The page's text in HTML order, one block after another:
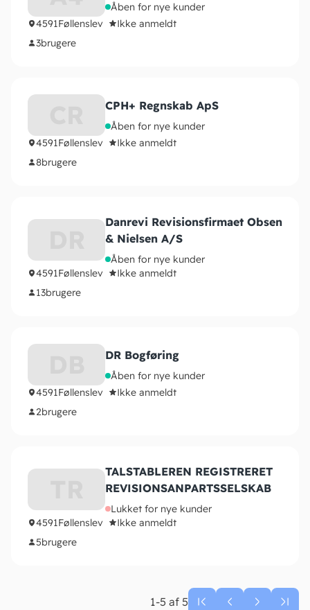
Åben for nye kunder
4591Føllenslev
Ikke anmeldt
3brugere
CPH+ Regnskab ApS
Åben for nye kunder
4591Føllenslev
Ikke anmeldt
8brugere
Danrevi Revisionsfirmaet Obsen
& Nielsen A/S
Åben for nye kunder
4591Føllenslev
Ikke anmeldt
13brugere
DR Bogføring
Åben for nye kunder
4591Føllenslev
Ikke anmeldt
2brugere
TALSTABLEREN REGISTRERET
REVISIONSANPARTSSELSKAB
Lukket for nye kunder
4591Føllenslev
Ikke anmeldt
5brugere
1-5 af 5